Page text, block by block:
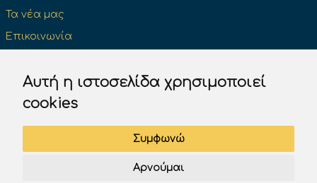
Αυτή η ιστοσελίδα χρησιμοποιεί
cookies
Συμφωνώ
Αρνούμαι
Τα νέα μας
Επικοινωνία
Επίσημα βιβλία του Κ.Ο.Κ
Πινακίδες σήμανσης του Κ.Ο.Κ.